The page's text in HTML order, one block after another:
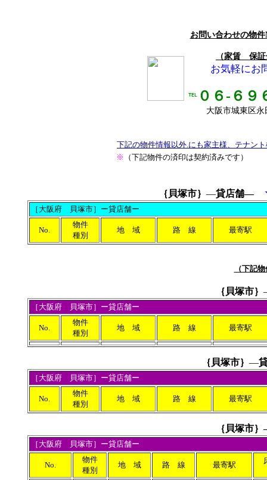
お問い合わせの物
（家賃 保
お気軽にお
℡ ０６-６９
大阪市城東区永
下記の物件情報以外.にも家主様、テナン
※
（下記物件の済印は契約済みです）
｛ 貝塚市｝ ―貸店舗―
［大阪府 貝塚市］ー貸店舗ー
No.
物件
種別
地 域 路 線 最寄駅
（下記
｛ 貝塚市｝
［ 大阪府 貝塚市］ー貸店舗ー
No.
物件
種別
地 域 路 線 最寄駅
｛ 貝塚市｝ ―
［ 大阪府 貝塚市］ー貸店舗ー
No.
物件
種別
地 域 路 線 最寄駅
｛ 貝塚市
［大阪府 貝塚市］ー貸店舗ー
No.
物件
種別
地 域 路 線 最寄駅